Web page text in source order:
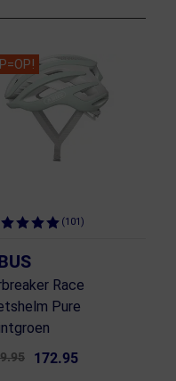
(101)
Race
Pure
172.95